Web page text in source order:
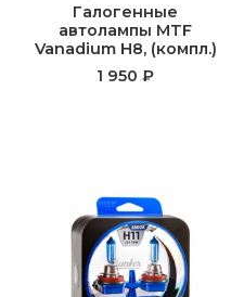
Галогенные
автолампы MTF
Vanadium H8, (компл.)
1 950 ₽